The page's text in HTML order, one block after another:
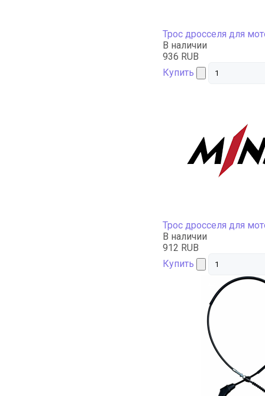
Трос дросселя для
В наличии
936 RUB
Купить
Трос дросселя для
В наличии
912 RUB
Купить